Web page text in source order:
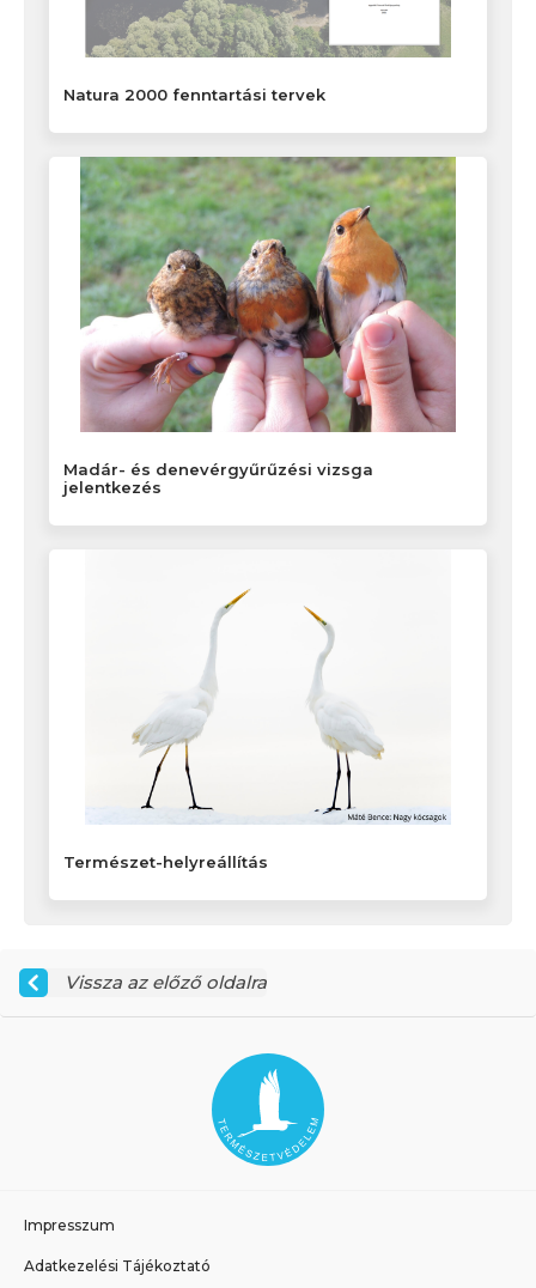
Natura 2000 fenntartási tervek
Madár- és denevérgyűrűzési vizsga
jelentkezés
Természet-helyreállítás
Vissza az előző oldalra
Impresszum
Adatkezelési Tájékoztató